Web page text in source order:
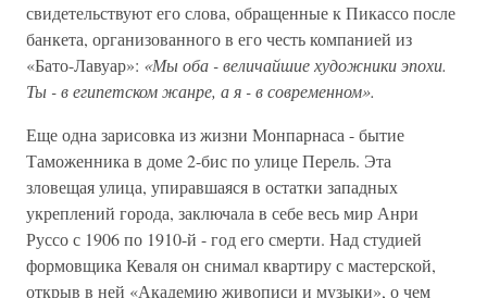
свидетельствуют его слова, обращенные к Пикассо после
банкета, организованного в его честь компанией из
«Бато-Лавуар»: «Мы оба - величайшие художники эпохи.
Ты - в египетском жанре, а я - в современном».
Еще одна зарисовка из жизни Монпарнаса - бытие
Таможенника в доме 2-бис по улице Перель. Эта
зловещая улица, упиравшаяся в остатки западных
укреплений города, заключала в себе весь мир Анри
Руссо с 1906 по 1910-й - год его смерти. Над студией
формовщика Кеваля он снимал квартиру с мастерской,
открыв в ней «Академию живописи и музыки», о чем